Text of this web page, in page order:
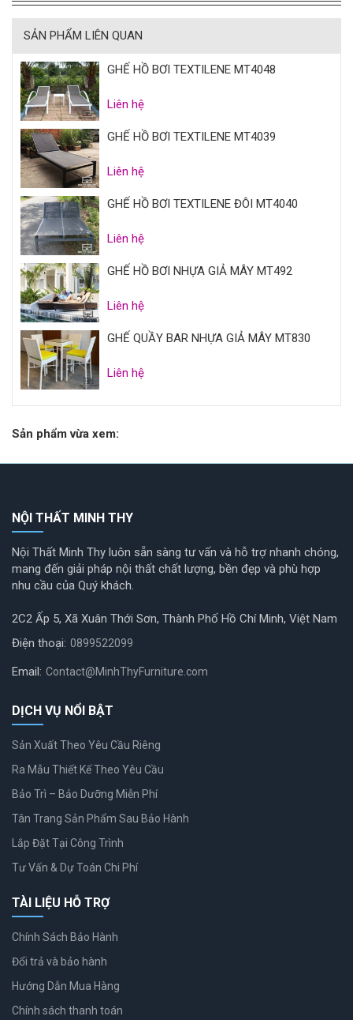
SẢN PHẨM LIÊN QUAN
GHẾ HỒ BƠI TEXTILENE MT4048
Liên hệ
GHẾ HỒ BƠI TEXTILENE MT4039
Liên hệ
GHẾ HỒ BƠI TEXTILENE ĐÔI MT4040
Liên hệ
GHẾ HỒ BƠI NHỰA GIẢ MÂY MT492
Liên hệ
GHẾ QUẦY BAR NHỰA GIẢ MÂY MT830
Liên hệ
Sản phẩm vừa xem:
NỘI THẤT MINH THY
Nội Thất Minh Thy luôn sẵn sàng tư vấn và hỗ trợ nhanh chóng,
mang đến giải pháp nội thất chất lượng, bền đẹp và phù hợp
nhu cầu của Quý khách.
2C2 Ấp 5, Xã Xuân Thới Sơn, Thành Phố Hồ Chí Minh, Việt Nam
Điện thoại: 0899522099
Email: Contact@MinhThyFurniture.com
DỊCH VỤ NỔI BẬT
Sản Xuất Theo Yêu Cầu Riêng
Ra Mẫu Thiết Kế Theo Yêu Cầu
Bảo Trì – Bảo Dưỡng Miễn Phí
Tân Trang Sản Phẩm Sau Bảo Hành
Lắp Đặt Tại Công Trình
Tư Vấn & Dự Toán Chi Phí
TÀI LIỆU HỖ TRỢ
Chính Sách Bảo Hành
Đổi trả và bảo hành
Hướng Dẫn Mua Hàng
Chính sách thanh toán